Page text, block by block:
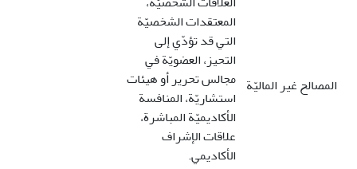
المصالح غير الماليّة
المعتقدات الشخصيّة
التي قد تؤدّي إلى
التحيز، العضويّة في
مجالس تحرير أو هيئات
استشاريّة، المنافسة
الأكاديميّة المباشرة،
علاقات الإشراف
الأكاديمي.